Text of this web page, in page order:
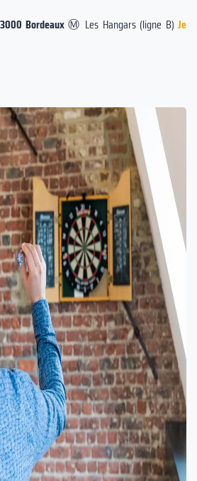
BordeauxⓂ️ Les Hangars (ligne B)Je